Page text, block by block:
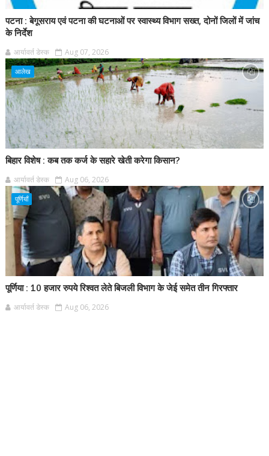
पटना : बेगूसराय एवं पटना की घटनाओं पर स्वास्थ्य विभाग सख्त, दोनों जिलों में जांच
के निर्देश
आर्यावर्त डेस्क Aug 07, 2026
आलेख
बिहार विशेष : कब तक कर्ज के सहारे खेती करेगा किसान?
आर्यावर्त डेस्क Aug 06, 2026
पूर्णियाँ
पूर्णिया : 10 हजार रुपये रिश्वत लेते बिजली विभाग के जेई समेत तीन गिरफ्तार
आर्यावर्त डेस्क Aug 06, 2026